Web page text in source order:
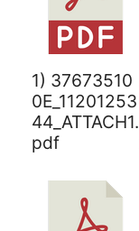
1) 37673510
0E_11201253
44_ATTACH1.
pdf